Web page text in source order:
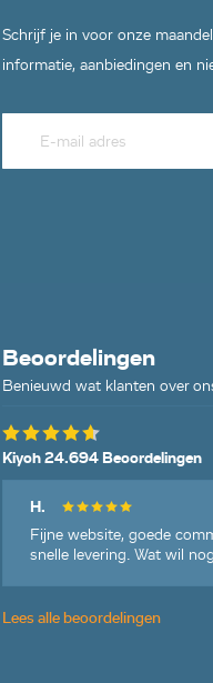
Schrijf je in voor onze
informatie, aanbiedingen en
Beoordelingen
Benieuwd wat klanten over
Kiyoh 24.694 Beoordelingen
H.
Fijne website, goede
snelle levering. Wat wil
Lees alle beoordelingen